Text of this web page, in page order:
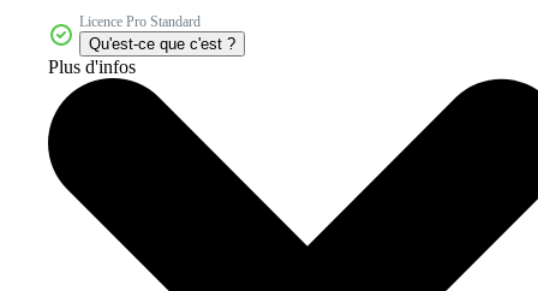
Licence Pro Standard
Qu'est-ce que c'est ?
Plus d'infos